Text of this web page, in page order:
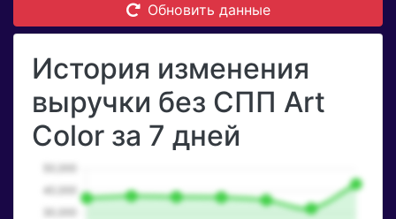
Обновить данные
История изменения
выручки без СПП Art
Color за 7 дней